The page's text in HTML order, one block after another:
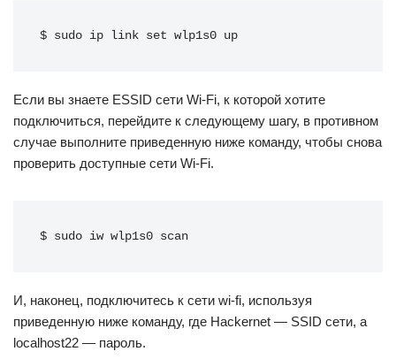
$ sudo ip link set wlp1s0 up
Если вы знаете ESSID сети Wi-Fi, к которой хотите
подключиться, перейдите к следующему шагу, в противном
случае выполните приведенную ниже команду, чтобы снова
проверить доступные сети Wi-Fi.
$ sudo iw wlp1s0 scan
И, наконец, подключитесь к сети wi-fi, используя
приведенную ниже команду, где Hackernet — SSID сети, а
localhost22 — пароль.